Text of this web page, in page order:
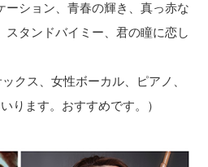
ーション、青春の輝き、真っ赤な
スタンドバイミー、君の瞳に恋し
クス、女性ボーカル、ピアノ、
ります。おすすめです。）